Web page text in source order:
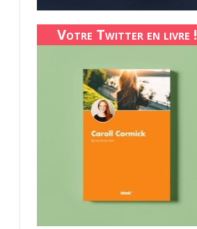
Votre Twitter en livre !